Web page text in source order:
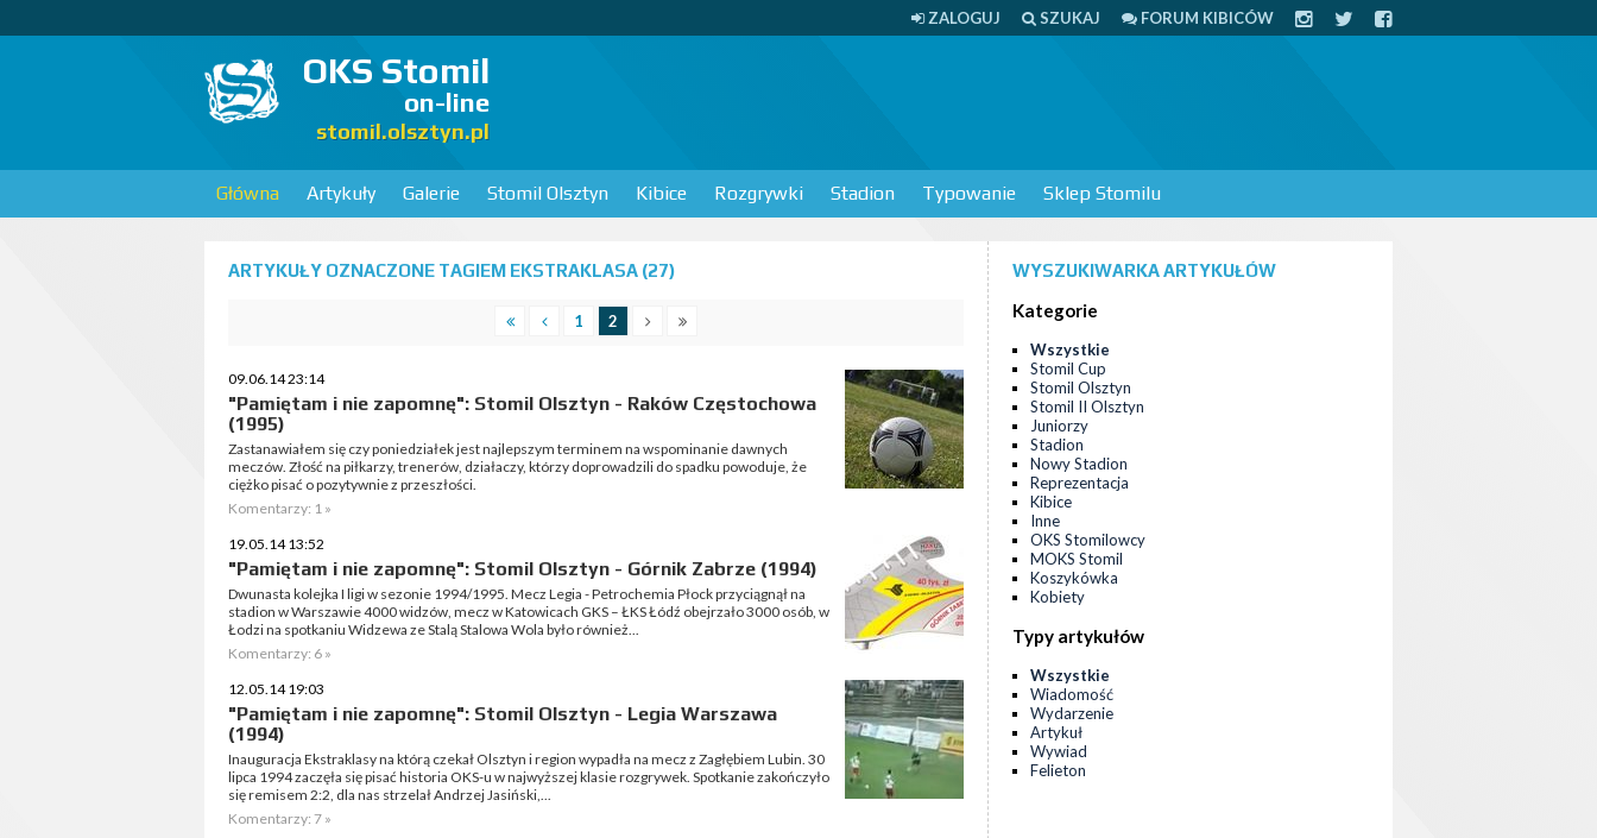
ZALOGUJ SZUKAJ FORUM KIBICÓW
OKS Stomil
on-line
stomil.olsztyn.pl
Główna Artykuły Galerie Stomil Olsztyn Kibice Rozgrywki Stadion Typowanie Sklep Stomilu
ARTYKUŁY OZNACZONE TAGIEM EKSTRAKLASA (27)
1 2
09.06.14 23:14
"Pamiętam i nie zapomnę": Stomil Olsztyn - Raków Częstochowa
(1995)
Zastanawiałem się czy poniedziałek jest najlepszym terminem na wspominanie dawnych
meczów. Złość na piłkarzy, trenerów, działaczy, którzy doprowadzili do spadku powoduje, że
ciężko pisać o pozytywnie z przeszłości.
Komentarzy: 1 »
19.05.14 13:52
"Pamiętam i nie zapomnę": Stomil Olsztyn - Górnik Zabrze (1994)
Dwunasta kolejka I ligi w sezonie 1994/1995. Mecz Legia - Petrochemia Płock przyciągnął na
stadion w Warszawie 4000 widzów, mecz w Katowicach GKS – ŁKS Łódź obejrzało 3000 osób, w
Łodzi na spotkaniu Widzewa ze Stalą Stalowa Wola było również...
Komentarzy: 6 »
12.05.14 19:03
"Pamiętam i nie zapomnę": Stomil Olsztyn - Legia Warszawa
(1994)
Inauguracja Ekstraklasy na którą czekał Olsztyn i region wypadła na mecz z Zagłębiem Lubin. 30
lipca 1994 zaczęła się pisać historia OKS-u w najwyższej klasie rozgrywek. Spotkanie zakończyło
się remisem 2:2, dla nas strzelał Andrzej Jasiński,...
Komentarzy: 7 »
WYSZUKIWARKA ARTYKUŁÓW
Kategorie
Wszystkie
Stomil Cup
Stomil Olsztyn
Stomil II Olsztyn
Juniorzy
Stadion
Nowy Stadion
Reprezentacja
Kibice
Inne
OKS Stomilowcy
MOKS Stomil
Koszykówka
Kobiety
Typy artykułów
Wszystkie
Wiadomość
Wydarzenie
Artykuł
Wywiad
Felieton